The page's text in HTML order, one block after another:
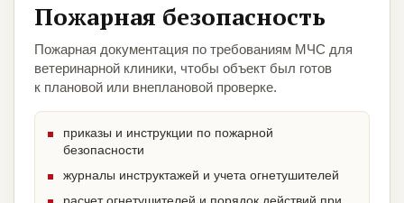
Пожарная безопасность
Пожарная документация по требованиям МЧС для
ветеринарной клиники, чтобы объект был готов
к плановой или внеплановой проверке.
приказы и инструкции по пожарной
безопасности
журналы инструктажей и учета огнетушителей